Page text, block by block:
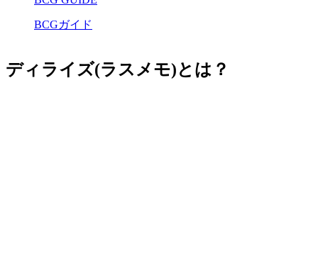
BCGガイド
ディライズ(ラスメモ)とは？